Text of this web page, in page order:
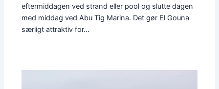
eftermiddagen ved strand eller pool og slutte dagen
med middag ved Abu Tig Marina. Det gør El Gouna
særligt attraktiv for…